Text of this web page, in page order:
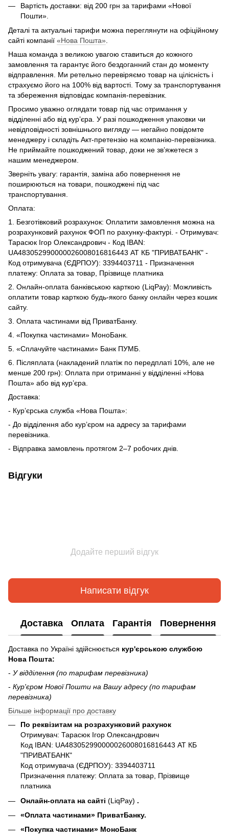
Вартість доставки: від 200 грн за тарифами «Нової
Пошти».
Деталі та актуальні тарифи можна переглянути на офіційному
сайті компанії «Нова Пошта».
Наша команда з великою увагою ставиться до кожного
замовлення та гарантує його бездоганний стан до моменту
відправлення. Ми ретельно перевіряємо товар на цілісність і
страхуємо його на 100% від вартості. Тому за транспортування
та збереження відповідає компанія-перевізник.
Просимо уважно оглядати товар під час отримання у
відділенні або від кур’єра. У разі пошкодження упаковки чи
невідповідності зовнішнього вигляду — негайно повідомте
менеджеру і складіть Акт-претензію на компанію-перевізника.
Не приймайте пошкоджений товар, доки не зв’яжетеся з
нашим менеджером.
Зверніть увагу: гарантія, заміна або повернення не
поширюються на товари, пошкоджені під час
транспортування.
Оплата:
1. Безготівковий розрахунок: Оплатити замовлення можна на
розрахунковий рахунок ФОП по рахунку-фактурі. - Отримувач:
Тарасюк Ігор Олександрович - Код IBAN:
UA483052990000026008016816443 АТ КБ "ПРИВАТБАНК" -
Код отримувача (ЄДРПОУ): 3394403711 - Призначення
платежу: Оплата за товар, Прізвище платника
2. Онлайн-оплата банківською карткою (LiqPay): Можливість
оплатити товар карткою будь-якого банку онлайн через кошик
сайту.
3. Оплата частинами від ПриватБанку.
4. «Покупка частинами» МоноБанк.
5. «Сплачуйте частинами» Банк ПУМБ.
6. Післяплата (накладений платіж по передплаті 10%, але не
менше 200 грн): Оплата при отриманні у відділенні «Нова
Пошта» або від кур’єра.
Доставка:
- Кур’єрська служба «Нова Пошта»:
- До відділення або кур’єром на адресу за тарифами
перевізника.
- Відправка замовлень протягом 2–7 робочих днів.
Відгуки
Додайте перший відгук
Написати відгук
Доставка Оплата Гарантія Повернення
Доставка по Україні здійснюється кур'єрською службою
Нова Пошта:
- У відділення (по тарифам перевізника)
- Кур'єром Нової Пошти на Вашу адресу (по тарифам
перевізника)
Більше інформації про доставку
По реквізитам на розрахунковий рахунок
Отримувач: Тарасюк Ігор Олександрович
Код IBAN: UA483052990000026008016816443 АТ КБ
"ПРИВАТБАНК"
Код отримувача (ЄДРПОУ): 3394403711
Призначення платежу: Оплата за товар, Прізвище
платника
Онлайн-оплата на сайті (LiqPay) .
«Оплата частинами» ПриватБанку.
«Покупка частинами» МоноБанк